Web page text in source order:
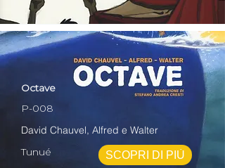
Octave
P-008
David Chauvel, Alfred e Walter
Tunué
SCOPRI DI PIÙ